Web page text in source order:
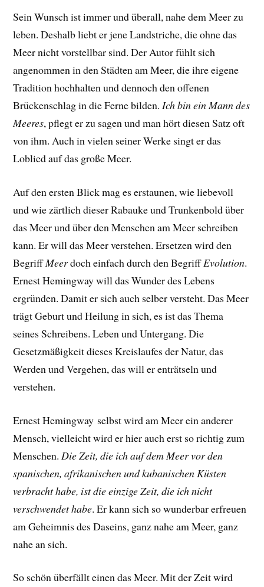
Sein Wunsch ist immer und überall, nahe dem Meer zu
leben. Deshalb liebt er jene Landstriche, die ohne das
Meer nicht vorstellbar sind. Der Autor fühlt sich
angenommen in den Städten am Meer, die ihre eigene
Tradition hochhalten und dennoch den offenen
Brückenschlag in die Ferne bilden.Ich bin ein Mann des
Meeres, pflegt er zu sagen und man hört diesen Satz oft
von ihm. Auch in vielen seiner Werke singt er das
Loblied auf das große Meer.
Auf den ersten Blick mag es erstaunen, wie liebevoll
und wie zärtlich dieser Rabauke und Trunkenbold über
das Meer und über den Menschen am Meer schreiben
kann. Er will das Meer verstehen. Ersetzen wird den
BegriffMeerdoch einfach durch den BegriffEvolution.
Ernest Hemingway will das Wunder des Lebens
ergründen. Damit er sich auch selber versteht. Das Meer
trägt Geburt und Heilung in sich, es ist das Thema
seines Schreibens. Leben und Untergang. Die
Gesetzmäßigkeit dieses Kreislaufes der Natur, das
Werden und Vergehen, das will er enträtseln und
verstehen.
Ernest Hemingway selbst wird am Meer ein anderer
Mensch, vielleicht wird er hier auch erst so richtig zum
Menschen. Die Zeit, die ich auf dem Meer vor den
spanischen, afrikanischen und kubanischen Küsten
verbracht habe, ist die einzige Zeit, die ich nicht
verschwendet habe. Erkann sich so wunderbar erfreuen
am Geheimnis des Daseins, ganz nahe am Meer, ganz
nahe an sich.
So schön überfällt einen das Meer. Mit der Zeit wird